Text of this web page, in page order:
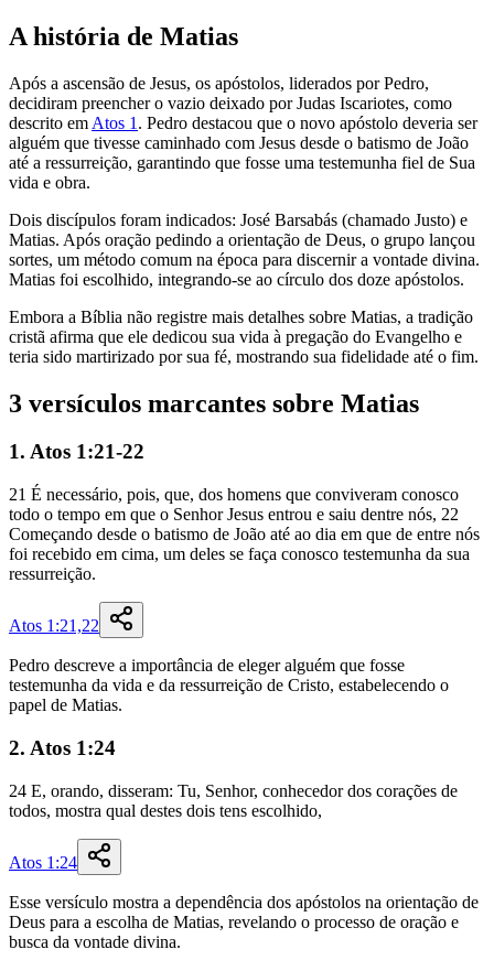
A história de Matias
Após a ascensão de Jesus, os apóstolos, liderados por Pedro,
decidiram preencher o vazio deixado por Judas Iscariotes, como
descrito em Atos 1 . Pedro destacou que o novo apóstolo deveria ser
alguém que tivesse caminhado com Jesus desde o batismo de João
até a ressurreição, garantindo que fosse uma testemunha fiel de Sua
vida e obra.
Dois discípulos foram indicados: José Barsabás (chamado Justo) e
Matias. Após oração pedindo a orientação de Deus, o grupo lançou
sortes, um método comum na época para discernir a vontade divina.
Matias foi escolhido, integrando-se ao círculo dos doze apóstolos.
Embora a Bíblia não registre mais detalhes sobre Matias, a tradição
cristã afirma que ele dedicou sua vida à pregação do Evangelho e
teria sido martirizado por sua fé, mostrando sua fidelidade até o fim.
3 versículos marcantes sobre Matias
1. Atos 1:21-22
21 É necessário, pois, que, dos homens que conviveram conosco
todo o tempo em que o SenhorJesus entrou e saiu dentre nós, 22
Começando desde o batismo de João até ao dia em que de entre nós
foi recebido em cima, um deles se faça conosco testemunha da sua
ressurreição.
Atos 1:21,22
Pedro descreve a importância de eleger alguém que fosse
testemunha da vida e da ressurreição de Cristo, estabelecendo o
papel de Matias.
2. Atos 1:24
24 E, orando, disseram: Tu, Senhor, conhecedordos corações de
todos, mostra qual destes dois tens escolhido,
Atos 1:24
Esse versículo mostra a dependência dos apóstolos na orientação de
Deus para a escolha de Matias, revelando o processo de oração e
busca da vontade divina.